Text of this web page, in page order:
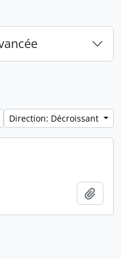
Direction: Décroissant